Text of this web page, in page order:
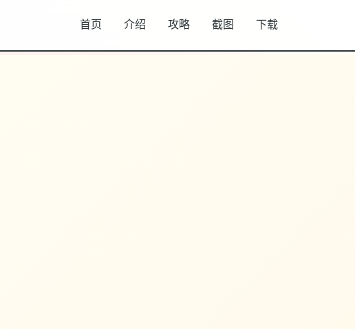
首页 介绍 攻略 截图 下载